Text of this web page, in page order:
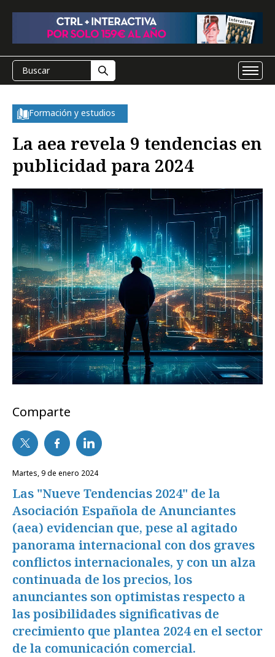
Formación y estudios
La aea revela 9 tendencias en
publicidad para 2024
Comparte
martes, 9 de enero 2024
Las "Nueve Tendencias 2024" de la
Asociación Española de Anunciantes
(aea) evidencian que, pese al agitado
panorama internacional con dos graves
conflictos internacionales, y con un alza
continuada de los precios, los
anunciantes son optimistas respecto a
las posibilidades significativas de
crecimiento que plantea 2024 en el sector
de la comunicación comercial.